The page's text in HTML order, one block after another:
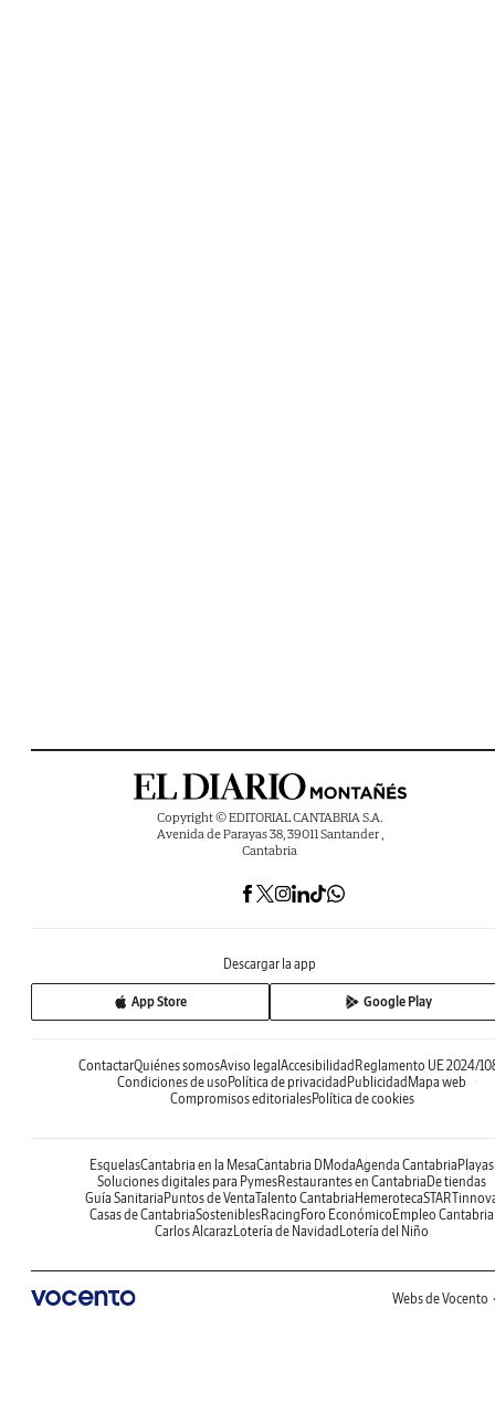
Copyright © EDITORIAL CANTABRIA S.A.
Avenida de Parayas 38, 39011 Santander ,
Cantabria
Descargar la app
App Store Google Play
ContactarQuiénes somosAviso legalAccesibilidadReglamento UE 2024/
Condiciones de usoPolítica de privacidadPublicidadMapa web
Compromisos editorialesPolítica de cookies
EsquelasCantabria en la MesaCantabria DModaAgenda CantabriaPlayas
Soluciones digitales para PymesRestaurantes en CantabriaDe tiendas
Guía SanitariaPuntos de VentaTalento CantabriaHemeroteca
Casas de CantabriaSosteniblesRacingForo EconómicoEmpleo Cantabria
Carlos AlcarazLotería de NavidadLotería del Niño
Webs de Vocento